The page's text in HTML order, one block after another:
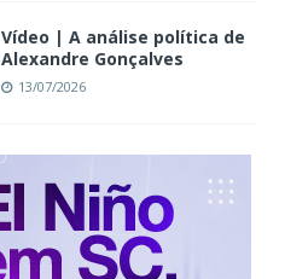
Vídeo | A análise política de
Alexandre Gonçalves
13/07/2026